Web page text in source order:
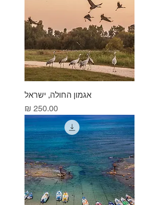
אגמון החולה, ישראל
מחיר